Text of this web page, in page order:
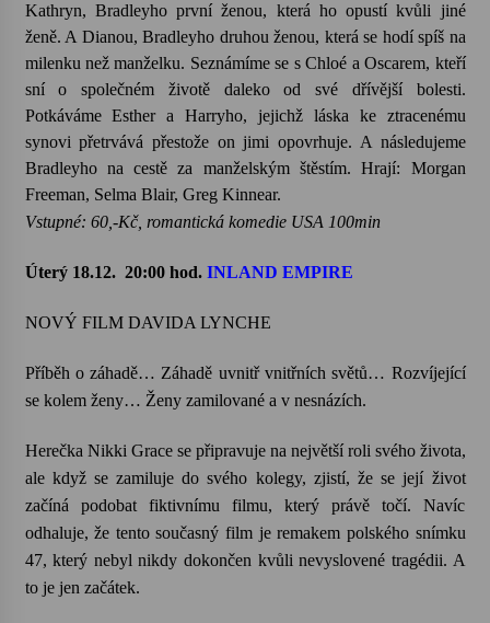
Kathryn, Bradleyho první ženou, která ho opustí kvůli jiné
ženě. A Dianou, Bradleyho druhou ženou, která se hodí spíš na
milenku než manželku. Seznámíme se s Chloé a Oscarem, kteří
sní o společném životě daleko od své dřívější bolesti.
Potkáváme Esther a Harryho, jejichž láska ke ztracenému
synovi přetrvává přestože on jimi opovrhuje. A následujeme
Bradleyho na cestě za manželským štěstím. Hrají: Morgan
Freeman, Selma Blair, Greg Kinnear.
Vstupné: 60,-Kč, romantická komedie USA 100min
Úterý 18.12. 20:00 hod. INLAND EMPIRE
NOVÝ FILM DAVIDA LYNCHE
Příběh o záhadě… Záhadě uvnitř vnitřních světů… Rozvíjející
se kolem ženy… Ženy zamilované a v nesnázích.
Herečka Nikki Grace se připravuje na největší roli svého života,
ale když se zamiluje do svého kolegy, zjistí, že se její život
začíná podobat fiktivnímu filmu, který právě točí. Navíc
odhaluje, že tento současný film je remakem polského snímku
47, který nebyl nikdy dokončen kvůli nevyslovené tragédii. A
to je jen začátek.